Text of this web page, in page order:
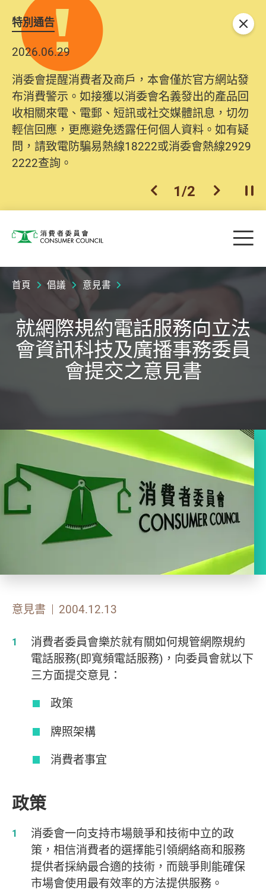
特別通告
2026.06.29
消委會提醒消費者及商戶，本會僅於官方網站發
布消費警示。如接獲以消委會名義發出的產品回
收相關來電、電郵、短訊或社交媒體訊息，切勿
輕信回應，更應避免透露任何個人資料。如有疑
問，請致電防騙易熱線18222或消委會熱線2929
2222查詢。
上一個
1/2 下一個開
關閉
消費者委員會 目
首頁 倡議 意見書
就網際規約電話服務向立法
會資訊科技及廣播事務委員
會提交之意見書
意見書 2004.12.13
消費者委員會樂於就有關如何規管網際規約
電話服務(即寬頻電話服務)，向委員會就以下
三方面提交意見：
政策
牌照架構
消費者事宜
政策
消委會一向支持市場競爭和技術中立的政
策，相信消費者的選擇能引領網絡商和服務
提供者採納最合適的技術，而競爭則能確保
市場會使用最有效率的方法提供服務。